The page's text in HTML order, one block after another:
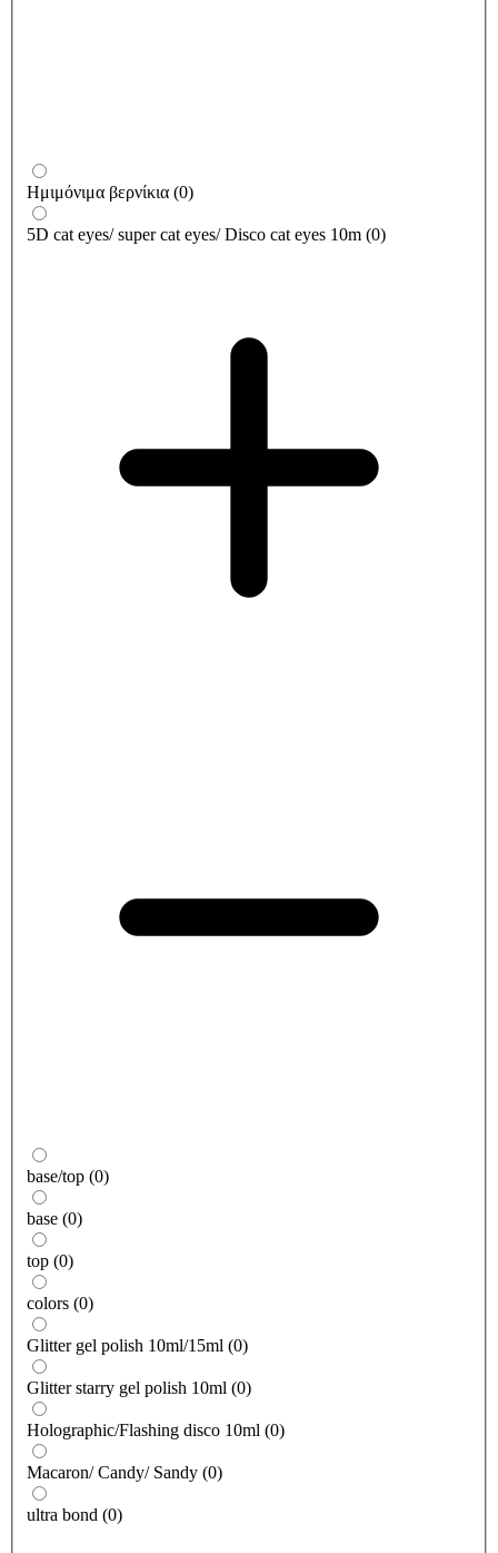
Ημιμόνιμα βερνίκια (0)
5D cat eyes/ super cat eyes/ Disco cat eyes 10m (0)
base/top (0)
base (0)
top (0)
colors (0)
Glitter gel polish 10ml/15ml (0)
Glitter starry gel polish 10ml (0)
Holographic/Flashing disco 10ml (0)
Macaron/ Candy/ Sandy (0)
ultra bond (0)